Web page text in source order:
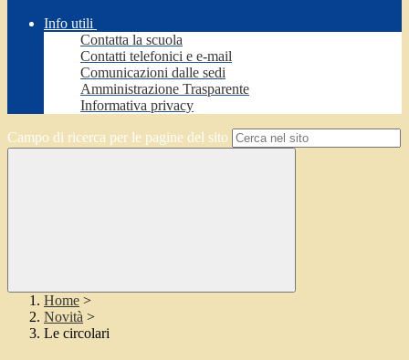
Info utili
Contatta la scuola
Contatti telefonici e e-mail
Comunicazioni dalle sedi
Amministrazione Trasparente
Informativa privacy
Campo di ricerca per le pagine del sito
Home >
Novità >
Le circolari